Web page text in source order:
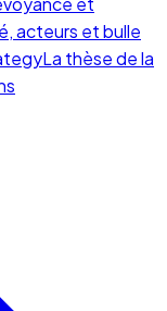
acteurs et bulle
La thèse de la